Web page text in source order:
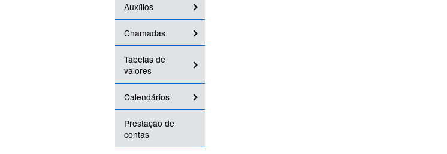
Auxílios
Chamadas
Tabelas de
valores
Calendários
Prestação de
contas